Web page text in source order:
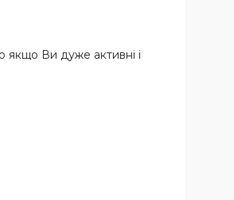
якщо Ви дуже активні і